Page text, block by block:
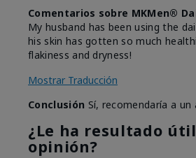
Comentarios sobre MKMen®
My husband has been using the
his skin has gotten so much
flakiness and dryness!
Mostrar Traducción
Conclusión Sí, recomendaría a un
¿Le ha resultado
opinión?